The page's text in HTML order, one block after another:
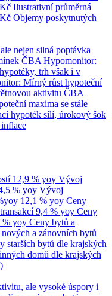
Ilustrativní průměrná
Objemy poskytnutých
nejen silná poptávka
ČBA Hypomonitor:
trh však i v
Mírný růst hypoteční
aktivitu ČBA
maxima se stále
hypoték sílí, úrokový šok
12,9 % yoy Vývoj
% yoy Vývoj
12,1 % yoy Ceny
9,4 % yoy Ceny
% yoy Ceny bytů a
a zánovních bytů
starších bytů dle krajských
domů dle krajských
ale vysoké úspory i